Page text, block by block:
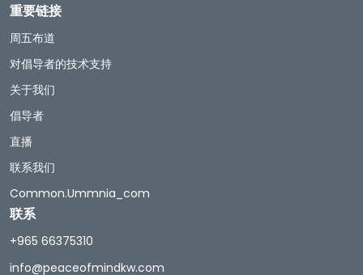
重要链接
周五布道
对倡导者的技术支持
关于我们
倡导者
直播
联系我们
Common.ummnia_com
联系
+965 66375310
info@peaceofmindkw.com